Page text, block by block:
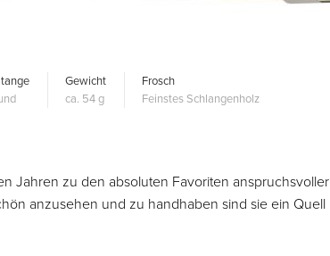
Gewicht
ca. 54 g
Frosch
Feinstes Schlangenholz
Jahren zu den absoluten Favoriten anspruchsvoller
anzusehen und zu handhaben sind sie ein Quell